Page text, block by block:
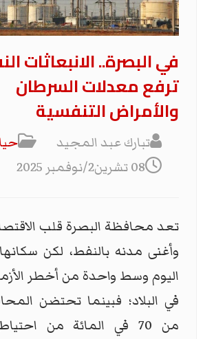
في البصرة.. الانبعاثات
ترفع معدلات السرطان
والأمراض التنفسية
تبارك عبد المجيد
08 تشرين2/نوفمبر 2025
تعد محافظة البصرة قلب
وأغنى مدنه بالنفط، لكن
اليوم وسط واحدة من أخطر
في البلاد؛ فبينما تحتضن
من 70 في المائة من